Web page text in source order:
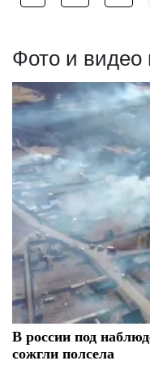
Фото и видео
В россии под
сожгли полсела